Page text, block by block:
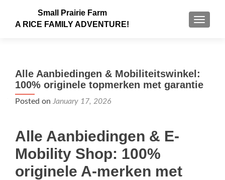
Small Prairie Farm
A RICE FAMILY ADVENTURE!
Alle Aanbiedingen & Mobiliteitswinkel:
100% originele topmerken met garantie
Posted on January 17, 2026
Alle Aanbiedingen & E-
Mobility Shop: 100%
originele A-merken met